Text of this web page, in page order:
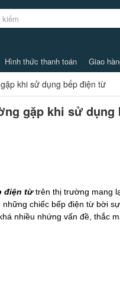
Hình thức thanh toán Giao
khi sử dụng bếp điện từ
gặp khi sử dụng
điện từtrên thị trường mang
chiếc bếp điện từ bời
nhiều nhứng vấn đề, thắc